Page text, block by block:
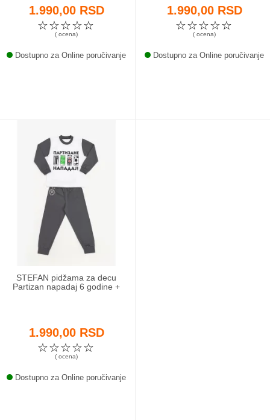
1.990,00 RSD
☆
☆
☆
☆
☆
( ocena)
Dostupno za Online poručivanje
1.990,00 RSD
☆
☆
☆
☆
☆
( ocena)
Dostupno za Online poručivanje
STEFAN pidžama za decu
Partizan napadaj 6 godine +
1.990,00 RSD
☆
☆
☆
☆
☆
( ocena)
Dostupno za Online poručivanje